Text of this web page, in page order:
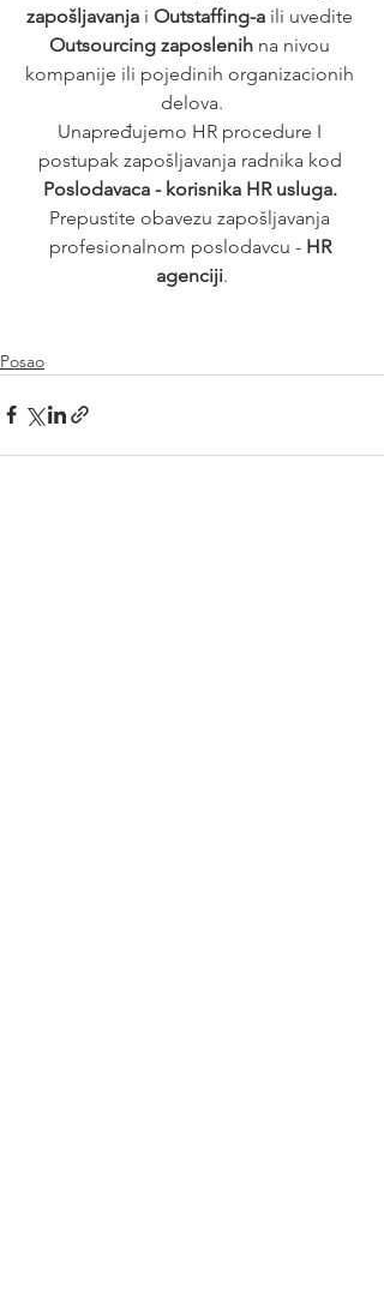
zapošljavanja i Outstaffing-a ili uvedite
Outsourcing zaposlenih na nivou
kompanije ili pojedinih organizacionih
delova.
Unapređujemo HR procedure I
postupak zapošljavanja radnika kod
Poslodavaca - korisnika HR usluga.
Prepustite obavezu zapošljavanja
profesionalnom poslodavcu - HR
agenciji.
Posao